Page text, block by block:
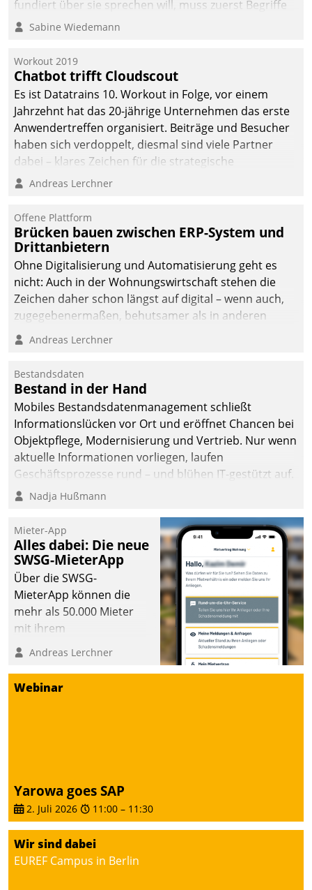
fundiert über sie sprechen will, muss zuerst Begriffe
klären. Ein Aspekt ist die betriebliche Optimierung:
Einsparungen durch optimierte und automatisierte
Prozesse. Doch man darf nicht zu viel erwarten: Allein
mit der Einführung einer neuen Software ist es nicht
getan. Die Digitalisierung erfordert von Unternehmen
die Bereitschaft, sich zu überprüfen, zu hinterfragen
und zu verändern.
Sabine Wiedemann
Workout 2019
Chatbot trifft Cloudscout
Es ist Datatrains 10. Workout in Folge, vor einem
Jahrzehnt hat das 20-jährige Unternehmen das erste
Anwendertreffen organisiert. Beiträge und Besucher
haben sich verdoppelt, diesmal sind viele Partner
dabei – klares Zeichen für die strategische
Fokussierung auf den Kunden.
Andreas Lerchner
Offene Plattform
Brücken bauen zwischen ERP-System und
Drittanbietern
Ohne Digitalisierung und Automatisierung geht es
nicht: Auch in der Wohnungswirtschaft stehen die
Zeichen daher schon längst auf digital – wenn auch,
zugegebenermaßen, behutsamer als in anderen
Branchen.
Andreas Lerchner
Bestandsdaten
Bestand in der Hand
Mobiles Bestandsdatenmanagement schließt
Informationslücken vor Ort und eröffnet Chancen bei
Objektpflege, Modernisierung und Vertrieb. Nur wenn
aktuelle Informationen vorliegen, laufen
Geschäftsprozesse rund – und blühen IT-gestützt auf.
Nadja Hußmann
Mieter-App
Alles dabei: Die neue
SWSG-MieterApp
Über die SWSG-
MieterApp können die
mehr als 50.000 Mieter
mit ihrem
Wohnungsunternehmen
kommunizieren, auf dem
Laufenden bleiben, Daten
einsehen und ändern
Andreas Lerchner
Webinar
Yarowa goes SAP
2. Juli 2026 11:00 – 11:30
Wir sind dabei
EUREF Campus in Berlin